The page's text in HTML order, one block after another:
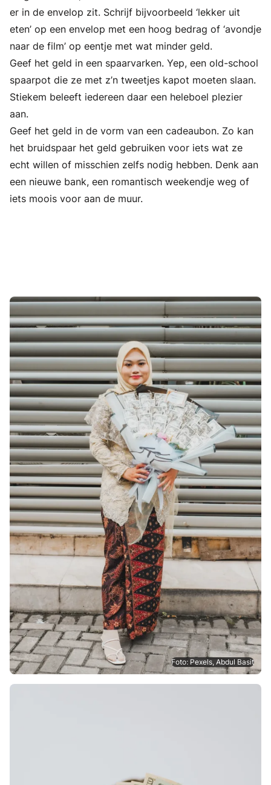
er in de envelop zit. Schrijf bijvoorbeeld ‘lekker uit
eten’ op een envelop met een hoog bedrag of ‘avondje
naar de film’ op eentje met wat minder geld.
Geef het geld in een spaarvarken. Yep, een old-school
spaarpot die ze met z’n tweetjes kapot moeten slaan.
Stiekem beleeft iedereen daar een heleboel plezier
aan.
Geef het geld in de vorm van een cadeaubon. Zo kan
het bruidspaar het geld gebruiken voor iets wat ze
echt willen of misschien zelfs nodig hebben. Denk aan
een nieuwe bank, een romantisch weekendje weg of
iets moois voor aan de muur.
Foto: Pexels, Abdul Basit